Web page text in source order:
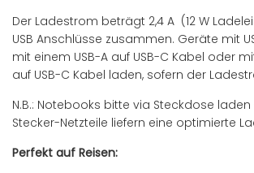
Der Ladestrom beträgt 2,4 A (12 W
USB Anschlüsse zusammen. Geräte mit
mit einem USB-A auf USB-C Kabel oder
auf USB-C Kabel laden, sofern der
N.B.: Notebooks bitte via Steckdose
Stecker-Netzteile liefern eine optimierte
Perfekt auf Reisen: